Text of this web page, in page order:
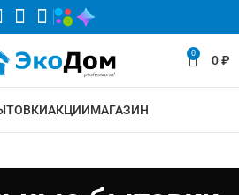
0 0₽
АКЦИИМАГАЗИН